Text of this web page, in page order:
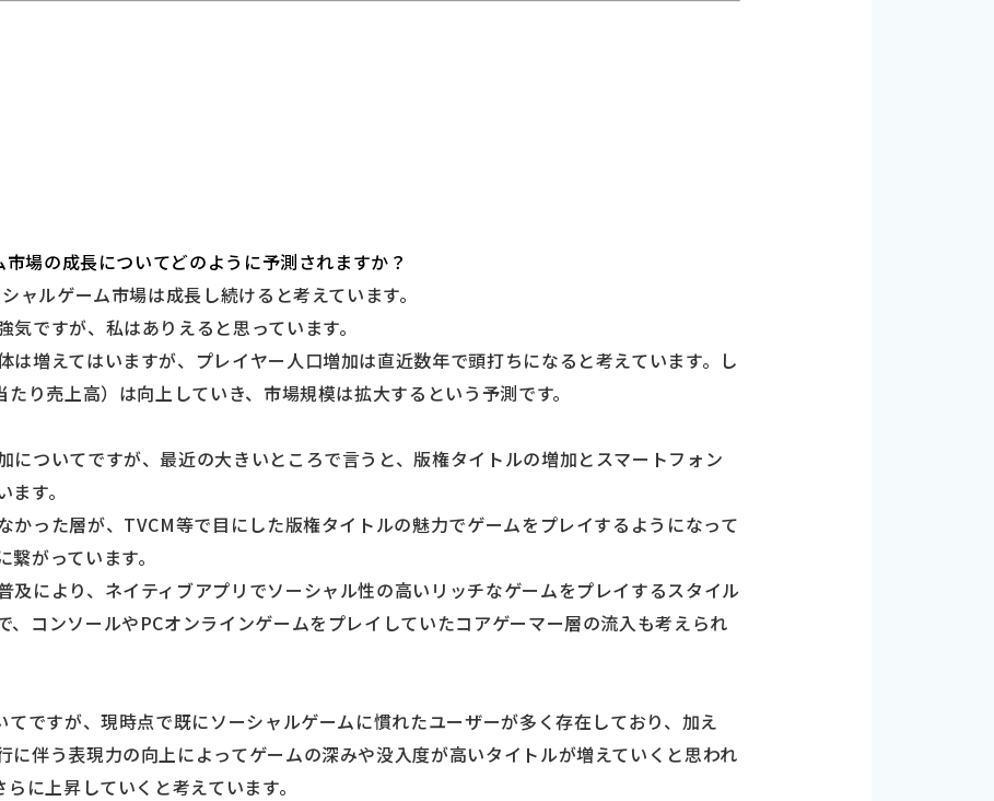
場の成長についてどのように予測されますか？
ャルゲーム市場は成長し続けると考えています。
ですが、私はありえると思っています。
は増えてはいますが、プレイヤー人口増加は直近数年で頭打ちになると考えています。し
り売上高）は向上していき、市場規模は拡大するという予測です。
についてですが、最近の大きいところで言うと、版権タイトルの増加とスマートフォン
す。
かった層が、TVCM等で目にした版権タイトルの魅力でゲームをプレイするようになって
がっています。
及により、ネイティブアプリでソーシャル性の高いリッチなゲームをプレイするスタイル
、コンソールやPCオンラインゲームをプレイしていたコアゲーマー層の流入も考えられ
てですが、現時点で既にソーシャルゲームに慣れたユーザーが多く存在しており、加え
に伴う表現力の向上によってゲームの深みや没入度が高いタイトルが増えていくと思われ
に上昇していくと考えています。